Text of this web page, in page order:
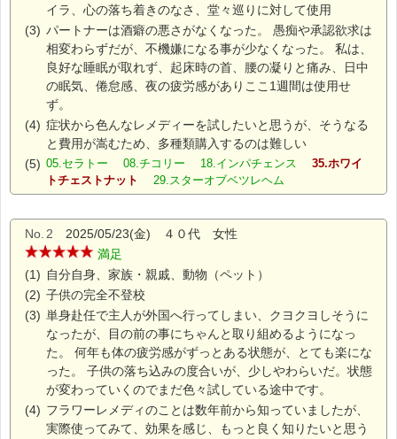
イラ、心の落ち着きのなさ、堂々巡りに対して使用
(3) パートナーは酒癖の悪さがなくなった。 愚痴や承認欲求は
相変わらずだが、不機嫌になる事が少なくなった。 私は、
良好な睡眠が取れず、起床時の首、腰の凝りと痛み、日中
の眠気、倦怠感、夜の疲労感がありここ1週間は使用せ
ず。
(4) 症状から色んなレメディーを試したいと思うが、そうなる
と費用が嵩むため、多種類購入するのは難しい
(5) 05.セラトー 08.チコリー 18.インパチェンス 35.ホワイ
トチェストナット
29.スターオブベツレヘム
No. 2 2025/05/23(金) ４０代 女性
満足
(1) 自分自身、家族・親戚、動物（ペット）
(2) 子供の完全不登校
(3) 単身赴任で主人が外国へ行ってしまい、クヨクヨしそうに
なったが、目の前の事にちゃんと取り組めるようになっ
た。 何年も体の疲労感がずっとある状態が、とても楽にな
った。 子供の落ち込みの度合いが、少しやわらいだ。状態
が変わっていくのでまだ色々試している途中です。
(4) フラワーレメディのことは数年前から知っていましたが、
実際使ってみて、効果を感じ、もっと良く知りたいと思う